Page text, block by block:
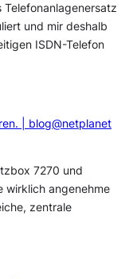
und mir deshalb
ISDN-Telefon
| blog@netplanet
7270 und
wirklich angenehme
zentrale